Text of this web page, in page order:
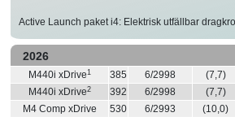
Active Launch paket i4: Elektrisk utfällbar
2026
M440i xDrive 1 385 6/2998 (7,7)
M440i xDrive2 392 6/2998 (7,7)
M4 Comp xDrive
530 6/2993 (10,0)